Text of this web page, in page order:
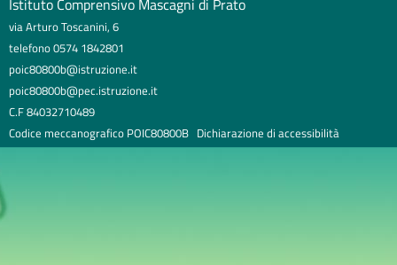
Istituto Comprensivo Mascagni di Prato
via Arturo Toscanini, 6
telefono 0574 1842801
poic80800b@istruzione.it
poic80800b@pec.istruzione.it
C.F 84032710489
Codice meccanografico POIC80800B Dichiarazione di accessibilità